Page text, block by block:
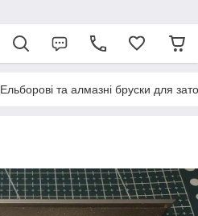
Ельборові та алмазні бруски для